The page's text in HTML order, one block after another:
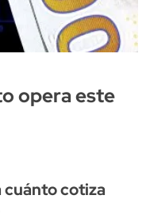
opera este
cuánto cotiza